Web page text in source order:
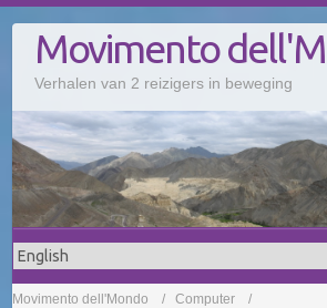
Movimento
Verhalen van 2 reizigers in beweging
Movimento dell'Mondo Computer